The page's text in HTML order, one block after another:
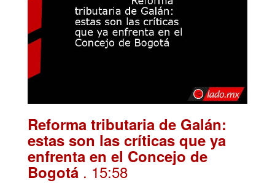
Reforma tributaria de Galán:
estas son las críticas que ya
enfrenta en el Concejo de
Bogotá . 15:58